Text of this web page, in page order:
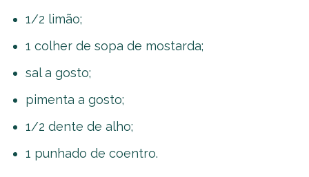
1/2 limão;
1 colher de sopa de mostarda;
sal a gosto;
pimenta a gosto;
1/2 dente de alho;
1 punhado de coentro.